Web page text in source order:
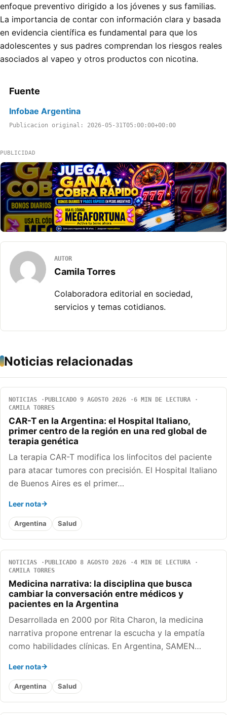
enfoque preventivo dirigido a los jóvenes y sus familias.
La importancia de contar con información clara y basada
en evidencia científica es fundamental para que los
adolescentes y sus padres comprendan los riesgos reales
asociados al vapeo y otros productos con nicotina.
Fuente
Infobae Argentina
Publicacion original: 2026-05-31T05:00:00+00:00
PUBLICIDAD
AUTOR
Camila Torres
Colaboradora editorial en sociedad,
servicios y temas cotidianos.
Noticias relacionadas
NOTICIAS PUBLICADO 9 AGOSTO 2026
6 MIN DE LECTURA
CAMILA TORRES
CAR-T en la Argentina: el Hospital Italiano,
primer centro de la región en una red global de
terapia genética
La terapia CAR-T modifica los linfocitos del paciente
para atacar tumores con precisión. El Hospital Italiano
de Buenos Aires es el primer…
Leer nota
Argentina Salud
NOTICIAS PUBLICADO 8 AGOSTO 2026
4 MIN DE LECTURA
CAMILA TORRES
Medicina narrativa: la disciplina que busca
cambiar la conversación entre médicos y
pacientes en la Argentina
Desarrollada en 2000 por Rita Charon, la medicina
narrativa propone entrenar la escucha y la empatía
como habilidades clínicas. En Argentina, SAMEN…
Leer nota
Argentina Salud